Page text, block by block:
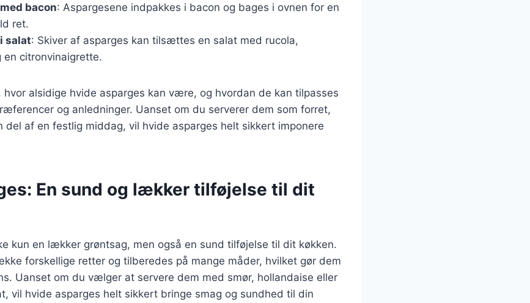
bacon: Aspargesene indpakkes i bacon og bages i ovnen for en
ret.
salat: Skiver af asparges kan tilsættes en salat med rucola,
en citronvinaigrette.
hvor alsidige hvide asparges kan være, og hvordan de kan tilpasses
og anledninger. Uanset om du serverer dem som forret,
del af en festlig middag, vil hvide asparges helt sikkert imponere
En sund og lækker tilføjelse til dit
kun en lækker grøntsag, men også en sund tilføjelse til dit køkken.
forskellige retter og tilberedes på mange måder, hvilket gør dem
Uanset om du vælger at servere dem med smør, hollandaise eller
vil hvide asparges helt sikkert bringe smag og sundhed til din